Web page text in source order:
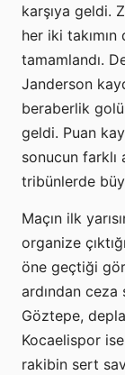
karşıya geldi.
her iki
tamamlandı.
Janderson
beraberlik
geldi. Puan
sonucun farklı
tribünlerde
Maçın ilk
organize
öne geçtiği
ardından ceza
Göztepe,
Kocaelispor
rakibin sert